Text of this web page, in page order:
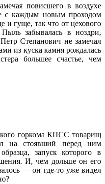
повисшего в воздухе
с каждым новым проходом
и гуще, так что от цехового
забывалась в ноздри,
Степанович не замечал
из куска камня рождалась
большее счастье, чем
горкома КПСС товарищ
на стоявший перед ним
запуск которого в
И, чем дольше он его
— он где-то уже видел